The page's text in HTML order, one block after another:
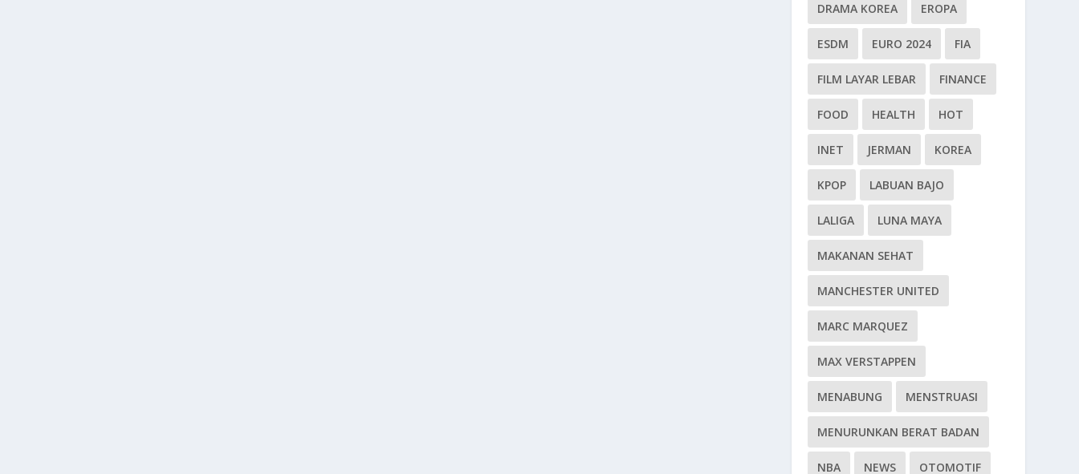
DRAMA KOREA EROPA
ESDM EURO 2024 FIA
FILM LAYAR LEBAR FINANCE
FOOD HEALTH HOT
INET JERMAN KOREA
KPOP LABUAN BAJO
LALIGA LUNA MAYA
MAKANAN SEHAT
MANCHESTER UNITED
MARC MARQUEZ
MAX VERSTAPPEN
MENABUNG MENSTRUASI
MENURUNKAN BERAT BADAN
NBA NEWS OTOMOTIF